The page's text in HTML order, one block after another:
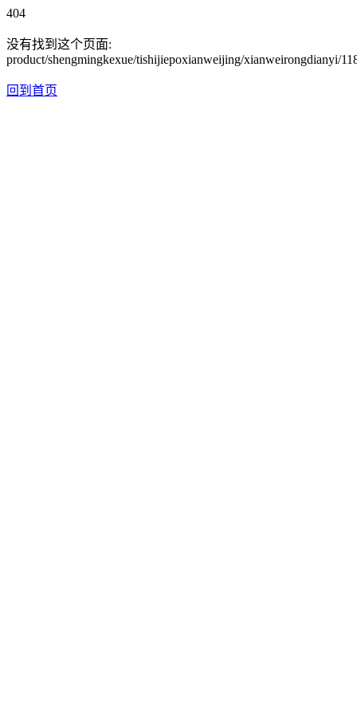
404
没有找到这个页面:
product/shengmingkexue/tishijiepoxianweijing/xianweirongdianyi/
回到首页